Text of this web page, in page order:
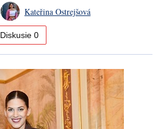
Kateřina Ostrejšová
Diskusie 0